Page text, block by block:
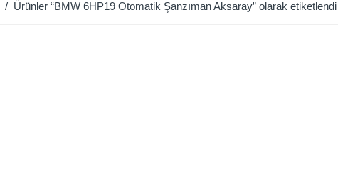
/ Ürünler “BMW 6HP19 Otomatik Şanzıman Aksaray” olarak etiketlendi